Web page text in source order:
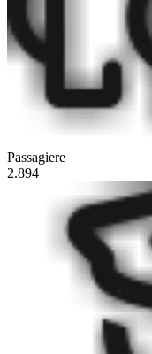
Passagiere
2.894